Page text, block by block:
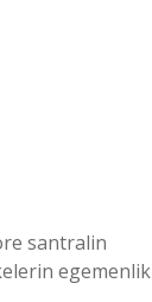
santralin
egemenlik